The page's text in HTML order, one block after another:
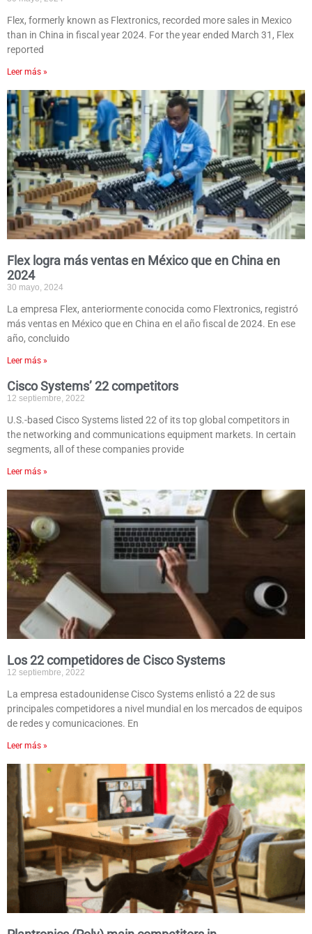
Flex, formerly known as Flextronics, recorded more sales in Mexico
than in China in fiscal year 2024. For the year ended March 31, Flex
reported
Leer más »
Flex logra más ventas en México que en China en
2024
30 mayo, 2024
La empresa Flex, anteriormente conocida como Flextronics, registró
más ventas en México que en China en el año fiscal de 2024. En ese
año, concluido
Leer más »
Cisco Systems’ 22 competitors
12 septiembre, 2022
U.S.-based Cisco Systems listed 22 of its top global competitors in
the networking and communications equipment markets. In certain
segments, all of these companies provide
Leer más »
Los 22 competidores de Cisco Systems
12 septiembre, 2022
La empresa estadounidense Cisco Systems enlistó a 22 de sus
principales competidores a nivel mundial en los mercados de equipos
de redes y comunicaciones. En
Leer más »